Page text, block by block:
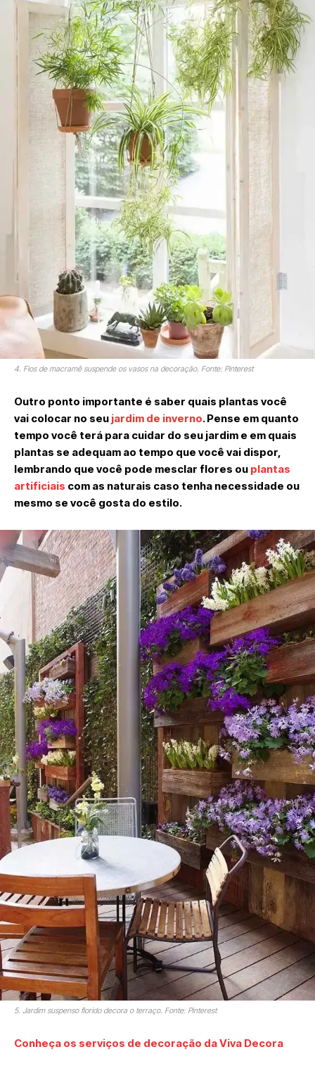
4. Fios de macramê suspende os vasos na decoração. Fonte: Pinterest
Outro ponto importante é saber quais plantas você
vai colocar no seu jardim de inverno. Pense em quanto
tempo você terá para cuidar do seu jardim e em quais
plantas se adequam ao tempo que você vai dispor,
lembrando que você pode mesclar flores ou plantas
artificiais com as naturais caso tenha necessidade ou
mesmo se você gosta do estilo.
5. Jardim suspenso florido decora o terraço. Fonte: Pinterest
Conheça os serviços de decoração da Viva Decora